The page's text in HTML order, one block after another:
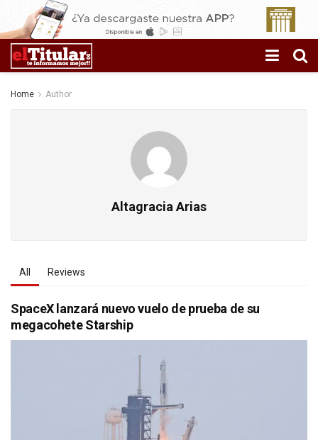
Home Author
Altagracia Arias
All Reviews
SpaceX lanzará nuevo vuelo de prueba de su
megacohete Starship